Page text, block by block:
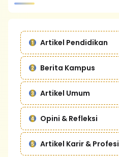
Artikel Pendidikan
Berita Kampus
Artikel Umum
Opini & Refleksi
Artikel Karir & Profesi